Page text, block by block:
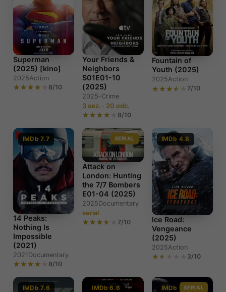
Superman
(2025) [kino]
2025Action
8/10
Your Friends &
Neighbors
S01E01-10
(2025)
2025–Crime
3 sez. · 20 odc.
8/10
Fountain of
Youth (2025)
2025Action
7/10
IMDb 7.7
14 Peaks:
Nothing Is
Impossible
(2021)
2021 Documentary
8/10
SERIAL
Attack on
London: Hunting
the 7/7 Bombers
E01-04 (2025)
2025Documentary
serial
7/10
IMDb 4.8
Ice Road:
Vengeance
(2025)
2025Action
3/10
IMDb 7.6 IMDb 6.6 IMDb 9.0SERIAL